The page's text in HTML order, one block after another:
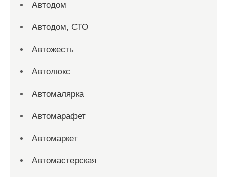
Автодом
Автодом, СТО
Автожесть
Автолюкс
Автомалярка
Автомарафет
Автомаркет
Автомастерская